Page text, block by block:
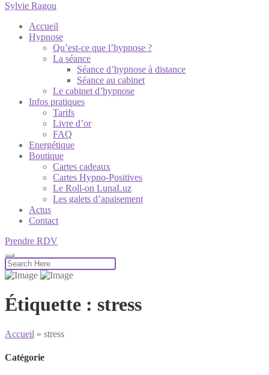
Sylvie Ragou
Accueil
Hypnose
Qu’est-ce que l’hypnose ?
La séance
Séance d’hypnose à distance
Séance au cabinet
Le cabinet d’hypnose
Infos pratiques
Tarifs
Livre d’or
FAQ
Energétique
Boutique
Cartes cadeaux
Cartes Hypno-Positives
Le Roll-on LunaLuz
Les galets d’apaisement
Actus
Contact
Prendre RDV
Étiquette : stress
Accueil » stress
Catégorie